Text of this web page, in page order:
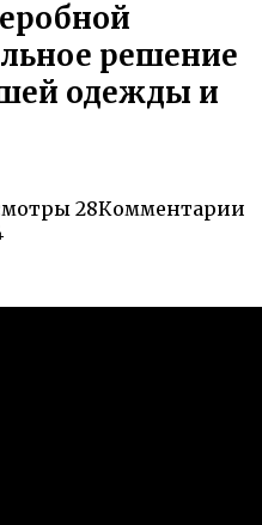
решение
одежды и
28Комментарии